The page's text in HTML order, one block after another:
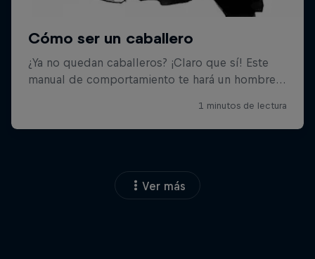
Ver más